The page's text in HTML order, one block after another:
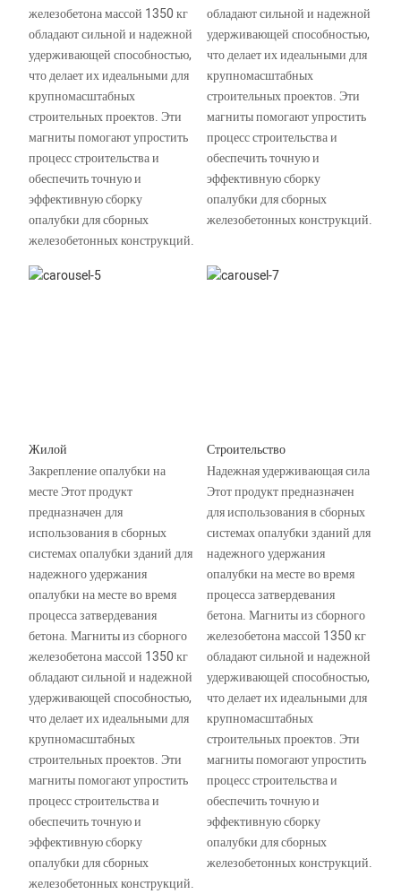
железобетона массой 1350 кг
обладают сильной и надежной
удерживающей способностью,
что делает их идеальными для
крупномасштабных
строительных проектов. Эти
магниты помогают упростить
процесс строительства и
обеспечить точную и
эффективную сборку
опалубки для сборных
железобетонных конструкций.
обладают сильной и надежной
удерживающей способностью,
что делает их идеальными для
крупномасштабных
строительных проектов. Эти
магниты помогают упростить
процесс строительства и
обеспечить точную и
эффективную сборку
опалубки для сборных
железобетонных конструкций.
Жилой
Закрепление опалубки на
месте Этот продукт
предназначен для
использования в сборных
системах опалубки зданий для
надежного удержания
опалубки на месте во время
процесса затвердевания
бетона. Магниты из сборного
железобетона массой 1350 кг
обладают сильной и надежной
удерживающей способностью,
что делает их идеальными для
крупномасштабных
строительных проектов. Эти
магниты помогают упростить
процесс строительства и
обеспечить точную и
эффективную сборку
опалубки для сборных
железобетонных конструкций.
Строительство
Надежная удерживающая сила
Этот продукт предназначен
для использования в сборных
системах опалубки зданий для
надежного удержания
опалубки на месте во время
процесса затвердевания
бетона. Магниты из сборного
железобетона массой 1350 кг
обладают сильной и надежной
удерживающей способностью,
что делает их идеальными для
крупномасштабных
строительных проектов. Эти
магниты помогают упростить
процесс строительства и
обеспечить точную и
эффективную сборку
опалубки для сборных
железобетонных конструкций.